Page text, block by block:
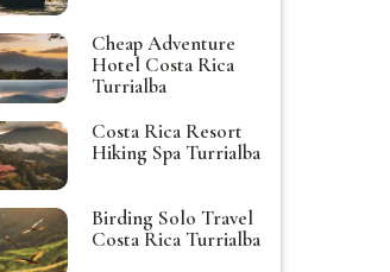
Cheap Adventure
Hotel Costa Rica
Turrialba
Costa Rica Resort
Hiking Spa Turrialba
Birding Solo Travel
Costa Rica Turrialba